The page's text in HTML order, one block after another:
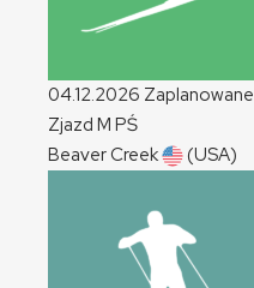
04.12.2026 Zaplanowane
Zjazd M PŚ
Beaver Creek
(USA)